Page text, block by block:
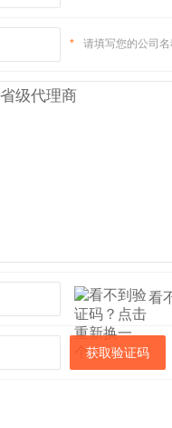
* 请填写您的公司
看
获取验证码